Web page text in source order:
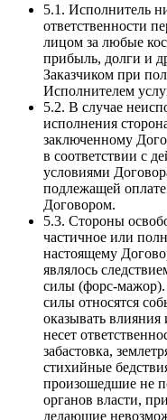
5.1. Исполнитель
ответственности
лицом за любые
прибыль, долги и
Заказчиком при
Исполнителем
5.2. В случае
исполнения
заключенному
в соответствии с
условиями
подлежащей
Договором.
5.3. Стороны
частичное или
настоящему
являлось
силы (форс-мажор).
силы относятся
оказывать влияния
несет
забастовка,
стихийные
произошедшие не
органов власти,
делающие